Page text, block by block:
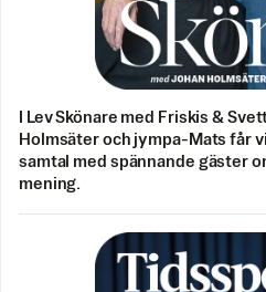
I Lev Skönare med Friskis &
Holmsäter och jympa-Mats får
samtal med spännande gäster
mening.